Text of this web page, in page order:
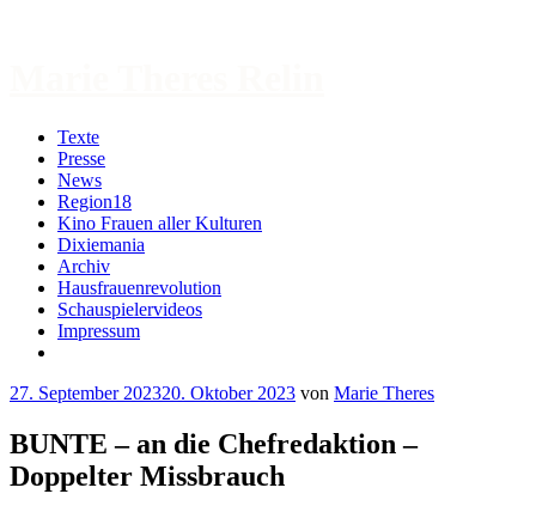
Texte
Presse
News
Region18
Kino Frauen aller Kulturen
Dixiemania
Archiv
Hausfrauenrevolution
Schauspielervideos
Impressum
27. September 202320. Oktober 2023 von Marie Theres
BUNTE – an die Chefredaktion –
Doppelter Missbrauch